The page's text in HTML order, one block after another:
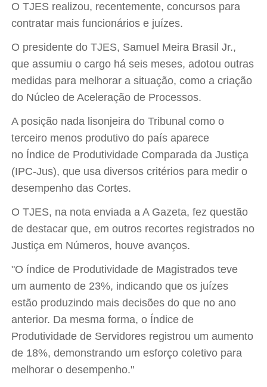
O TJES realizou, recentemente, concursos para
contratar mais funcionários e juízes.
O presidente do TJES, Samuel Meira Brasil Jr.,
que assumiu o cargo há seis meses, adotou outras
medidas para melhorar a situação, como a criação
do Núcleo de Aceleração de Processos.
A posição nada lisonjeira do Tribunal como o
terceiro menos produtivo do país aparece
no Índice de Produtividade Comparada da Justiça
(IPC-Jus), que usa diversos critérios para medir o
desempenho das Cortes.
O TJES, na nota enviada a A Gazeta, fez questão
de destacar que, em outros recortes registrados no
Justiça em Números, houve avanços.
"O índice de Produtividade de Magistrados teve
um aumento de 23%, indicando que os juízes
estão produzindo mais decisões do que no ano
anterior. Da mesma forma, o Índice de
Produtividade de Servidores registrou um aumento
de 18%, demonstrando um esforço coletivo para
melhorar o desempenho."